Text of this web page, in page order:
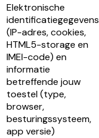
Elektronische
identificatiegegevens
(IP-adres, cookies,
HTML5-storage en
IMEI-code) en
informatie
betreffende jouw
toestel (type,
browser,
besturingssysteem,
app versie)